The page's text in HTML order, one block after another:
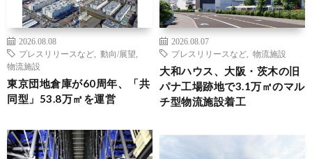
2026.08.08
プレスリリースなど
動向/展望
物流施設
東京団地倉庫が60周年、「共
同型」53.8万㎡を運営
2026.08.07
プレスリリースなど
物流施設
大和ハウス、大阪・茨木の旧
パナ工場跡地で3.1万㎡のマル
チ型物流施設着工